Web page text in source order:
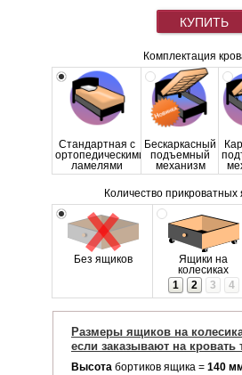
КУПИТЬ
Комплектация
Стандартная с
ортопедическими
ламелями
Бескаркасный
подъемный
механизм
Количество
Без ящиков
Ящики на
колесиках
1
2 3 4
Размеры ящиков на
если заказывают на кровать
Высота бортиков ящика = 140